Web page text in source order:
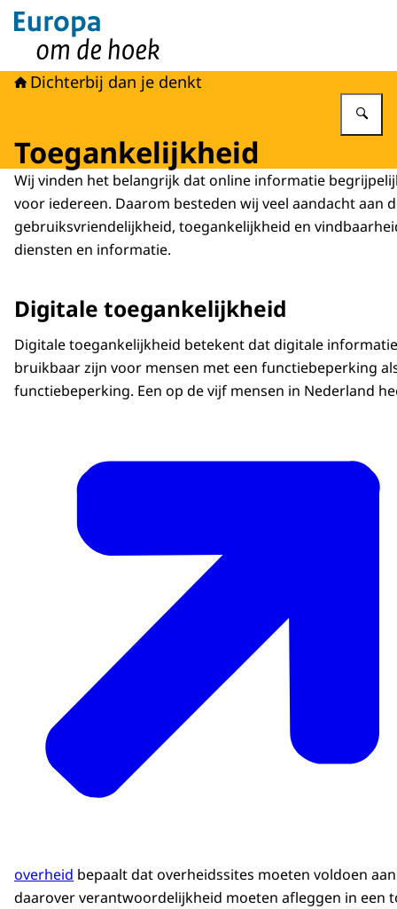
Naar de homepage van Europa om de hoek
Dichterbij dan je denkt
Toegankelijkheid
Wij vinden het belangrijk dat online informatie
voor iedereen. Daarom besteden wij veel aandacht aan
gebruiksvriendelijkheid, toegankelijkheid en
diensten en informatie.
Digitale toegankelijkheid
Digitale toegankelijkheid betekent dat digitale
bruikbaar zijn voor mensen met een functiebeperking
functiebeperking. Een op de vijf mensen in Nederland
overheid bepaalt dat overheidssites moeten voldoen
daarover verantwoordelijkheid moeten afleggen in een